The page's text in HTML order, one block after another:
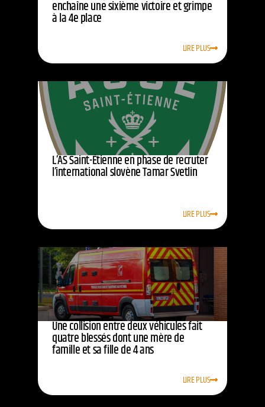
enchaîne une sixième victoire et grimpe
à la 4e place
LIRE PLUS
L’AS Saint-Étienne en phase de recruter
l’international slovène Tamar Svetlin
LIRE PLUS
Une collision entre deux véhicules fait
quatre blessés dont une mère de
famille et sa fille de 4 ans
LIRE PLUS